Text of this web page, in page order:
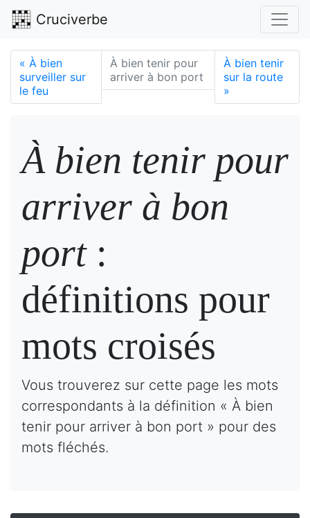
Cruciverbe
« À bien
surveiller sur
le feu
À bien tenir pour
arriver à bon port
À bien tenir
sur la route
»
À bien tenir pour
arriver à bon
port:
définitions pour
mots croisés
Vous trouverez sur cette page les mots
correspondants à la définition « À bien
tenir pour arriver à bon port » pour des
mots fléchés.